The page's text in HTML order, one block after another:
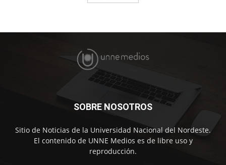
SOBRE NOSOTROS
Sitio de Noticias de la Universidad Nacional del Nordeste.
El contenido de UNNE Medios es de libre uso y
reproducción.